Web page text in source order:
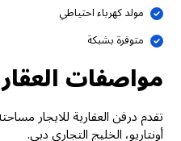
مولد كهرباء احتياطي
متوفرة بشبكة
مواصفات العقار
أونتاريو، الخليج التجاري دبي.